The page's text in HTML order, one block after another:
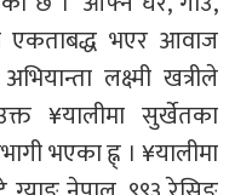
एकताबद्ध भएर आवाज
लक्ष्मी खत्रीले
¥यालीमा सुर्खेतका
भएका ह्न् । ¥यालीमा